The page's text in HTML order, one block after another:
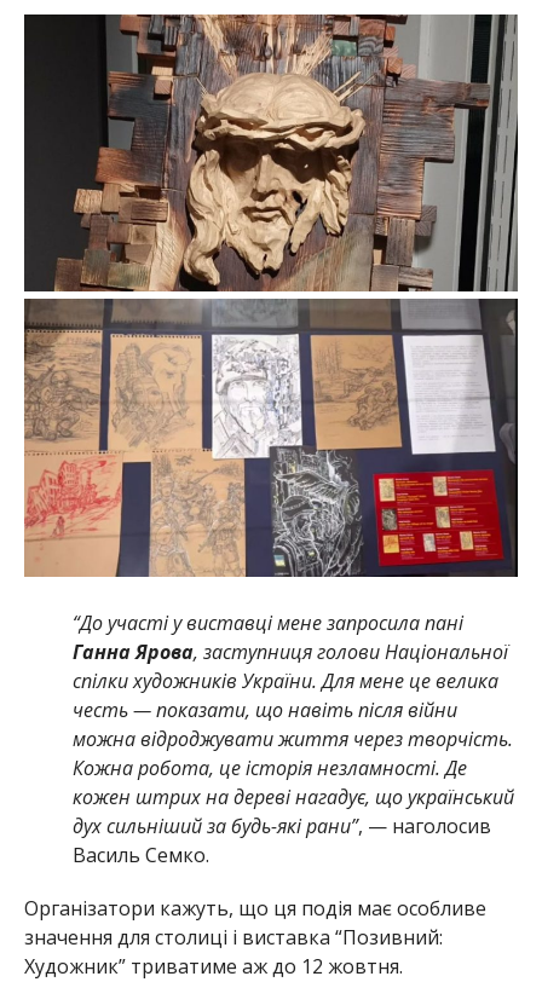
“До участі у виставці мене запросила пані
Ганна Ярова, заступниця голови Національної
спілки художників України. Для мене це велика
честь — показати, що навіть після війни
можна відроджувати життя через творчість.
Кожна робота, це історія незламності. Де
кожен штрих на дереві нагадує, що український
дух сильніший за будь-які рани”, — наголосив
Василь Семко.
Організатори кажуть, що ця подія має особливе
значення для столиці і виставка “Позивний:
Художник” триватиме аж до 12 жовтня.